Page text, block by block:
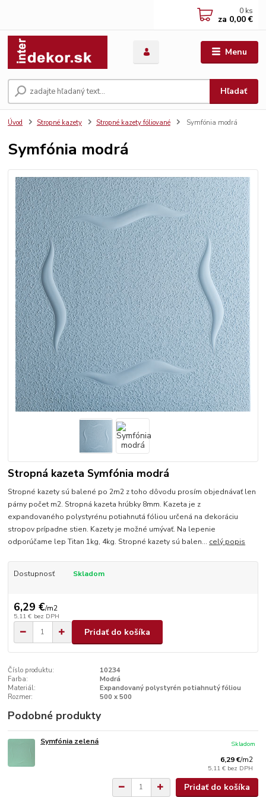
Menu
Hľadať
0 ks
za 0,00 €
Úvod Stropné kazety Stropné kazety fóliované Symfónia modrá
Symfónia modrá
Stropná kazeta Symfónia modrá
Stropné kazety sú balené po 2m2 z toho dôvodu prosím objednávať len
párny počet m2. Stropná kazeta hrúbky 8mm. Kazeta je z
expandovaného polystyrénu potiahnutá fóliou určená na dekoráciu
stropov prípadne stien. Kazety je možné umývať. Na lepenie
odporúčame lep Titan 1kg, 4kg. Stropné kazety sú balen... celý popis
Dostupnosť Skladom
6,29 €/m2
5,11 € bez DPH
Pridať do košíka
Číslo produktu:
10234
Farba:
Modrá
Materiál:
Expandovaný polystyrén potiahnutý fóliou
Rozmer:
500 x 500
Podobné produkty
Symfónia zelená
6,29 €/m2
5,11 € bez DPH
Skladom
Pridať do košíka